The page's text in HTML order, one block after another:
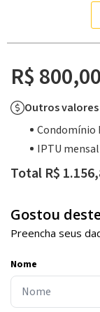
R$ 800,00
Outros valores
Condomínio
IPTU mensal
Total R$
Gostou
Preencha seus
Nome